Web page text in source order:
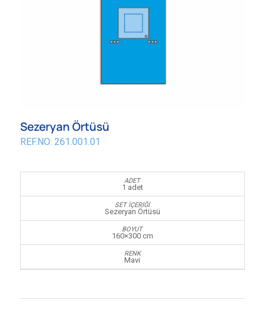
Sezeryan Örtüsü
REF.NO: 261.001.01
1 adet
Sezeryan Örtüsü
160×300 cm
Mavi